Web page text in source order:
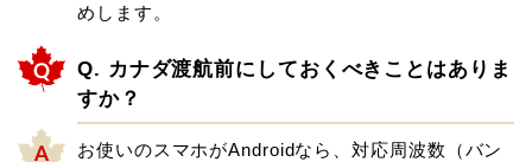
めします。
Q. カナダ渡航前にしておくべきことはありま
すか？
お使いのスマホがAndroidなら、対応周波数（バン